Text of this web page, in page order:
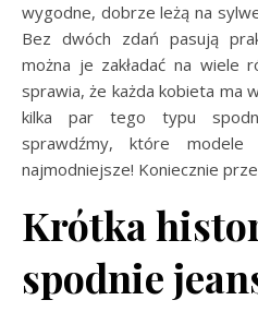
wygodne, dobrze leżą na
Bez dwóch zdań pasują
można je zakładać na wiele
sprawia, że każda kobieta ma
kilka par tego typu
sprawdźmy, które
najmodniejsze! Koniecznie
Krótka
spodnie